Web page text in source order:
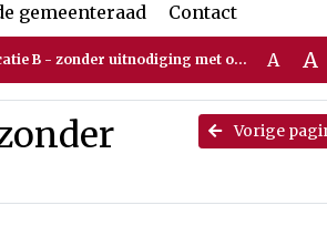
gemeenteraad Contact
B - zonder uitnodiging met opmaak A A
Vorige